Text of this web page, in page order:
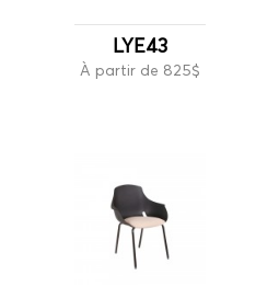
LYE43
À partir de 825$